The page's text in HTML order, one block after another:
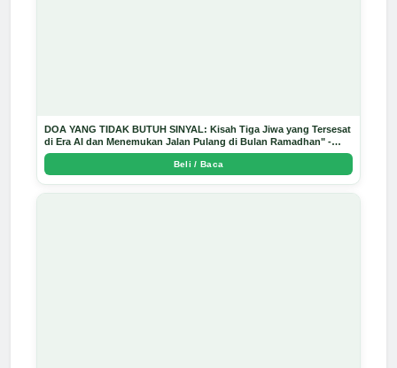
DOA YANG TIDAK BUTUH SINYAL: Kisah Tiga Jiwa yang Tersesat
di Era AI dan Menemukan Jalan Pulang di Bulan Ramadhan" -
Arda Dinata
Beli / Baca